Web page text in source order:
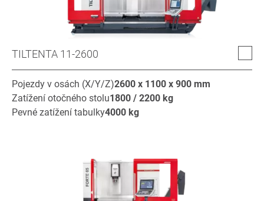
TILTENTA 11-2600
Pojezdy v osách (X/Y/Z)2600 x 1100 x 900 mm
Zatížení otočného stolu1800 / 2200 kg
Pevné zatížení tabulky4000 kg